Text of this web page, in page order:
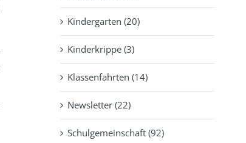
Kindergarten (20)
Kinderkrippe (3)
Klassenfahrten (14)
Newsletter (22)
Schulgemeinschaft (92)